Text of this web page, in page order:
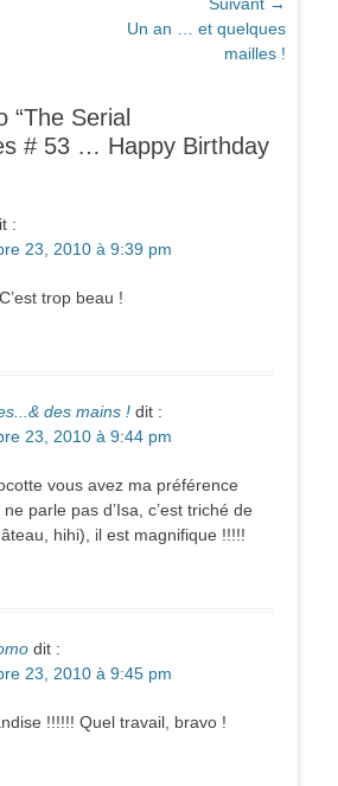
Un an … et quelques
mailles !
“The Serial
# 53 … Happy Birthday
:
23, 2010 à 9:39 pm
trop beau !
des mains ! dit :
23, 2010 à 9:44 pm
vous avez ma préférence
parle pas d’Isa, c’est triché de
hihi), il est magnifique !!!!!
dit :
23, 2010 à 9:45 pm
!!!!!! Quel travail, bravo !